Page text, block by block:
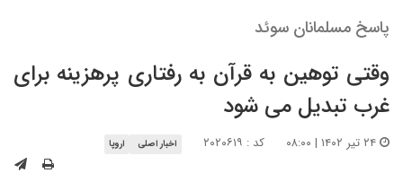
پاسخ مسلمانان سوئد
وقتی توهین به قرآن به رفتاری پرهزینه برای
غرب تبدیل می شود
کد : ۲۰۲۰۶۱۹ اخبار اصلی اروپا